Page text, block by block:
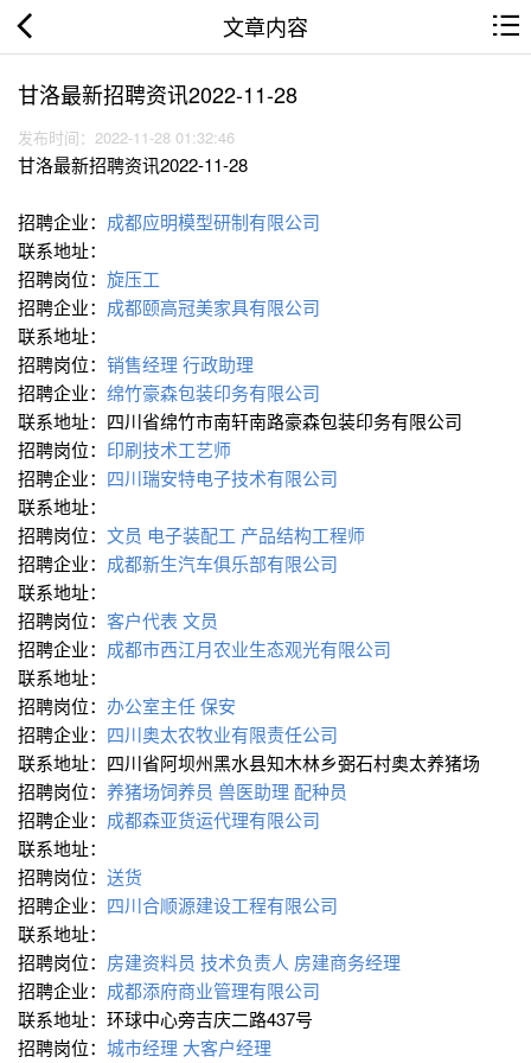
文章内容
甘洛最新招聘资讯2022-11-28
发布时间：2022-11-28 01:32:46
甘洛最新招聘资讯2022-11-28
招聘企业： 成都应明模型研制有限公司
联系地址：
招聘岗位： 旋压工
招聘企业： 成都颐高冠美家具有限公司
联系地址：
招聘岗位： 销售经理 行政助理
招聘企业： 绵竹豪森包装印务有限公司
联系地址：四川省绵竹市南轩南路豪森包装印务有限公司
招聘岗位： 印刷技术工艺师
招聘企业： 四川瑞安特电子技术有限公司
联系地址：
招聘岗位： 文员 电子装配工 产品结构工程师
招聘企业： 成都新生汽车俱乐部有限公司
联系地址：
招聘岗位： 客户代表 文员
招聘企业： 成都市西江月农业生态观光有限公司
联系地址：
招聘岗位： 办公室主任保安
招聘企业： 四川奥太农牧业有限责任公司
联系地址：四川省阿坝州黑水县知木林乡弼石村奥太养猪场
招聘岗位： 养猪场饲养员 兽医助理 配种员
招聘企业： 成都森亚货运代理有限公司
联系地址：
招聘岗位： 送货
招聘企业： 四川合顺源建设工程有限公司
联系地址：
招聘岗位： 房建资料员 技术负责人 房建商务经理
招聘企业： 成都添府商业管理有限公司
联系地址：环球中心旁吉庆二路437号
招聘岗位： 城市经理 大客户经理